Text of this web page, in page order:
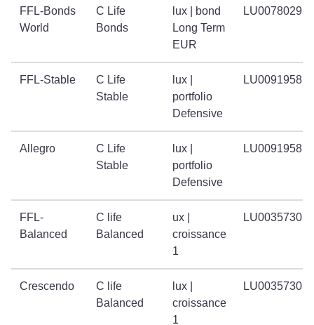
FFL-Bonds
World
C Life
Bonds
lux | bond
Long Term
EUR
FFL-Stable
C Life
Stable
lux |
portfolio
Defensive
Allegro
C Life
Stable
lux |
portfolio
Defensive
FFL-
Balanced
C life
Balanced
ux |
croissance
1
Crescendo
C life
Balanced
lux |
croissance
1